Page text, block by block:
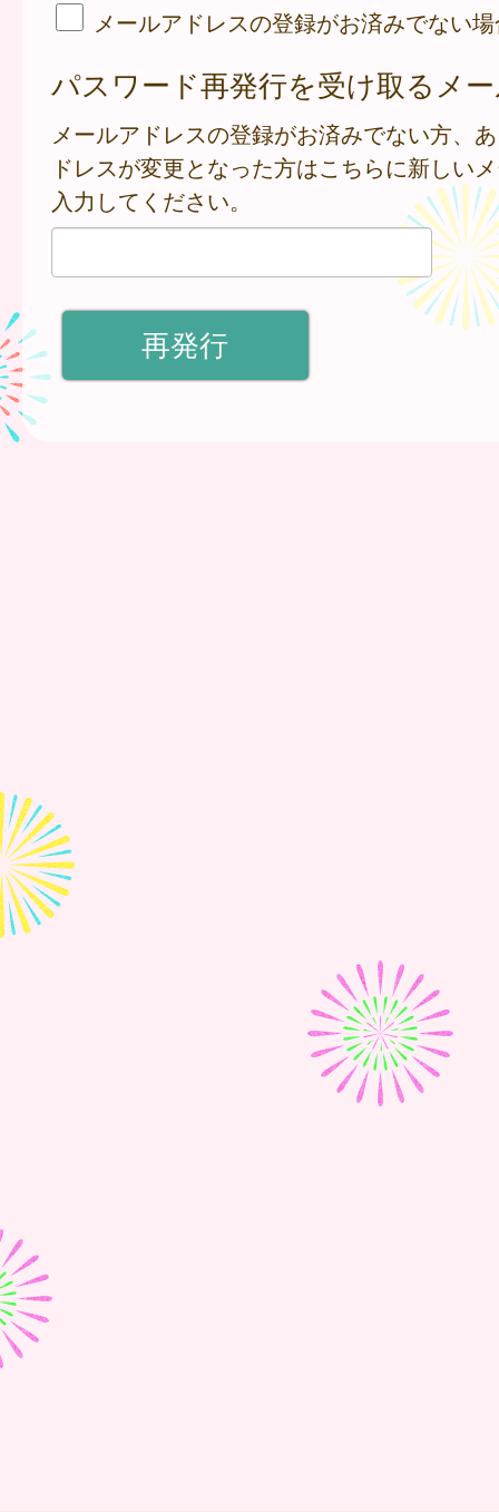
メールアドレスの登録がお済みでない
パスワード再発行を受け取るメ
メールアドレスの登録がお済みでない方、
ドレスが変更となった方はこちらに新しい
入力してください。